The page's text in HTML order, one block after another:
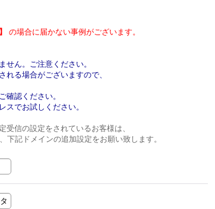
の場合に届かない事例がございます。
せん。ご注意ください。
れる場合がございますので、
確認ください。
スでお試しください。
信の設定をされているお客様は、
記ドメインの追加設定をお願い致します。